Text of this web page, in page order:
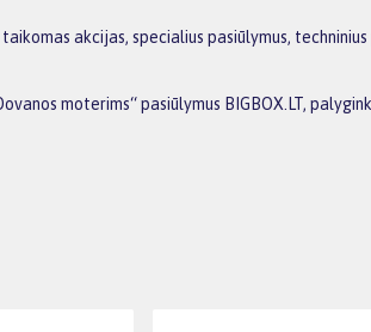
akcijas, specialius pasiūlymus,
moterims“ pasiūlymus BIGBOX.LT,